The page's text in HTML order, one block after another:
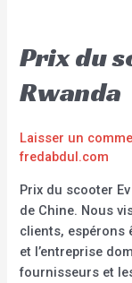
Prix du
Rwanda
Laisser un
fredabdul.com
Prix du scooter
de Chine. Nous
clients, espérons
et l’entreprise
fournisseurs et